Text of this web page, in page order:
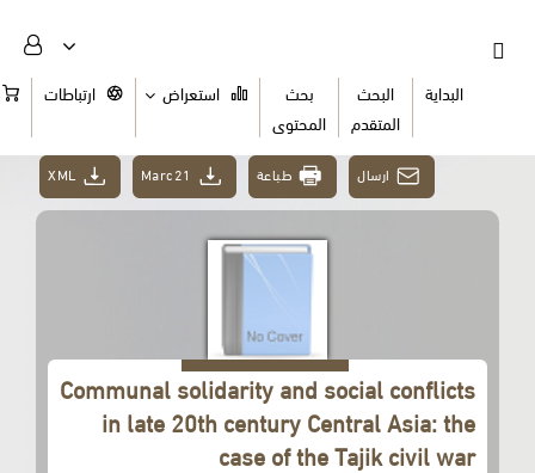
البحث
بحث
المحتوى
استعراض ارتباطات السلة
ارسال طباعة Marc21
Communal solidarity and social conflicts
in late 20th century Central Asia: the
case of the Tajik civil war